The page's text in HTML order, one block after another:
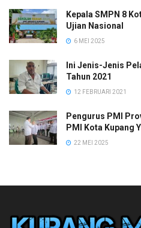
Kepala SMPN 8
Ujian Nasional
6 MEI 2025
Ini Jenis-Jenis
Tahun 2021
12 FEBRUARI 2021
Pengurus PMI
PMI Kota Kupang
22 MEI 2025